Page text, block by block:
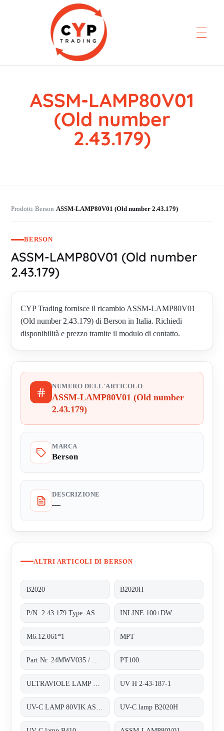
CYP Trading
Professionelle Ersatzteilbeschaffung
ASSM-LAMP80V01
(Old number
2.43.179)
Prodotti›Berson›ASSM-LAMP80V01 (Old number 2.43.179)
BERSON
ASSM-LAMP80V01 (Old number
2.43.179)
CYP Trading fornisce il ricambio ASSM-LAMP80V01
(Old number 2.43.179) di Berson in Italia. Richiedi
disponibilità e prezzo tramite il modulo di contatto.
NUMERO DELL'ARTICOLO
ASSM-LAMP80V01 (Old number
2.43.179)
MARCA
Berson
DESCRIZIONE
—
ALTRI ARTICOLI DI BERSON
B2020 B2020H
INLINE 100+DW
M6.12.061*1 MPT
PT100.
UV H 2-43-187-1
UV-C lamp B2020H